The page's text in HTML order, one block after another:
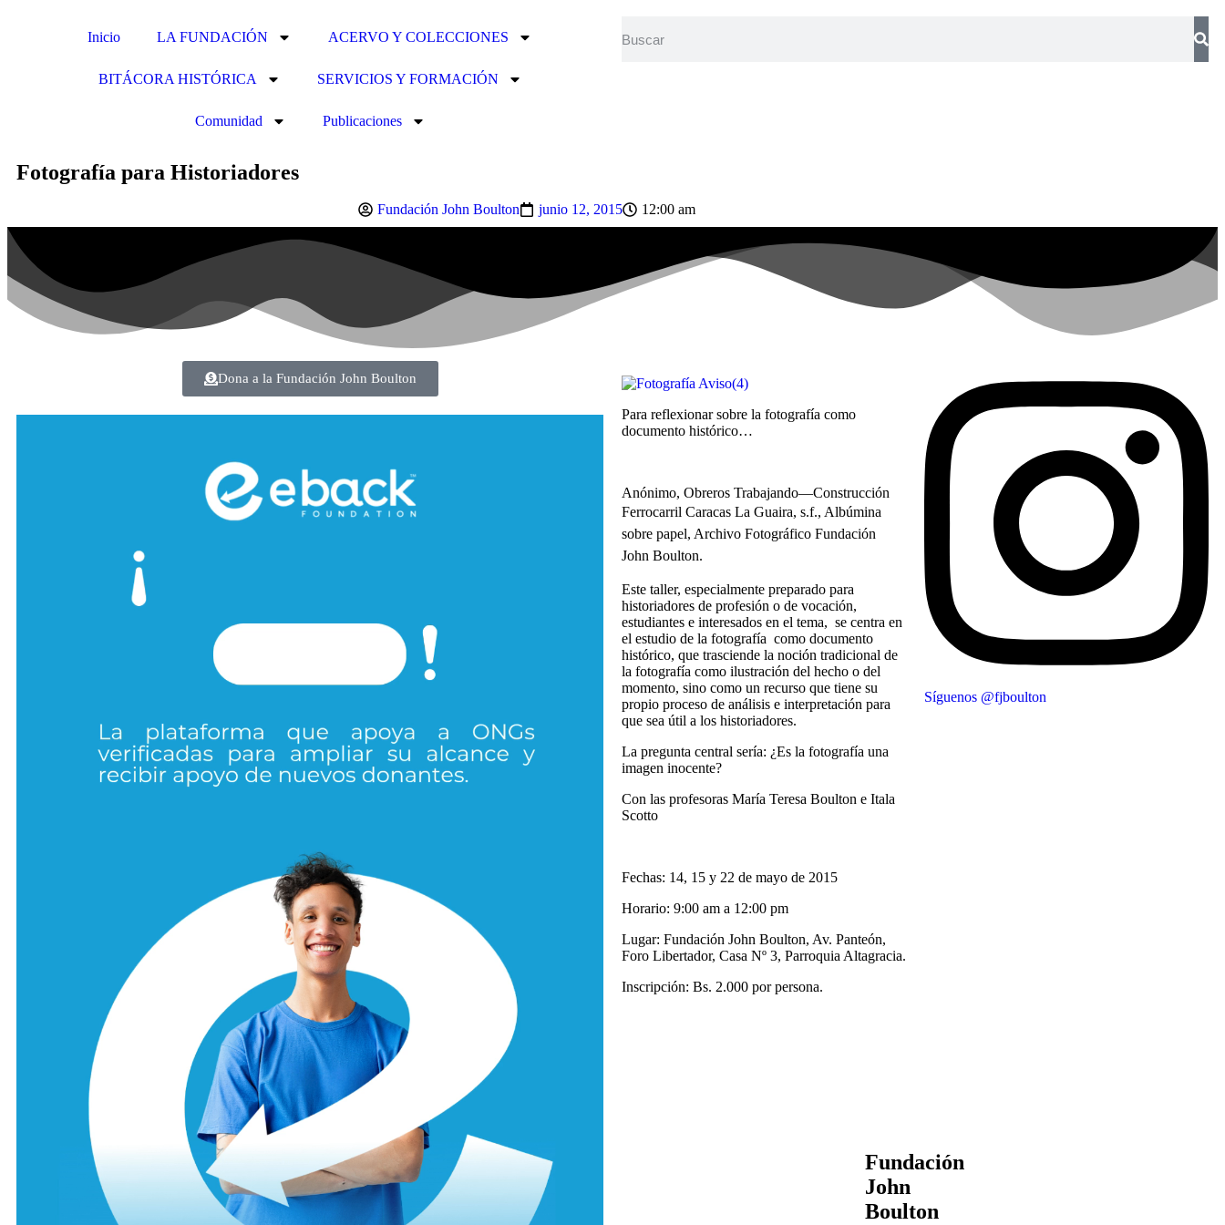
Inicio LA FUNDACIÓN ACERVO Y COLECCIONES
BITÁCORA HISTÓRICA SERVICIOS Y FORMACIÓN
Comunidad Publicaciones
Fotografía para Historiadores
Fundación John Boulton junio 12, 2015 12:00 am
Dona a la Fundación John Boulton
Para reflexionar sobre la fotografía como
documento histórico…
Anónimo, Obreros Trabajando—Construcción
Ferrocarril Caracas La Guaira, s.f., Albúmina
sobre papel, Archivo Fotográfico Fundación
John Boulton.
Este taller, especialmente preparado para
historiadores de profesión o de vocación,
estudiantes e interesados en el tema, se centra en
el estudio de la fotografía como documento
histórico, que trasciende la noción tradicional de
la fotografía como ilustración del hecho o del
momento, sino como un recurso que tiene su
propio proceso de análisis e interpretación para
que sea útil a los historiadores.
La pregunta central sería: ¿Es la fotografía una
imagen inocente?
Con las profesoras María Teresa Boulton e Itala
Scotto
Fechas: 14, 15 y 22 de mayo de 2015
Horario: 9:00 am a 12:00 pm
Lugar: Fundación John Boulton, Av. Panteón,
Foro Libertador, Casa Nº 3, Parroquia Altagracia.
Inscripción: Bs. 2.000 por persona.
Fundación
John
Boulton
Síguenos @fjboulton